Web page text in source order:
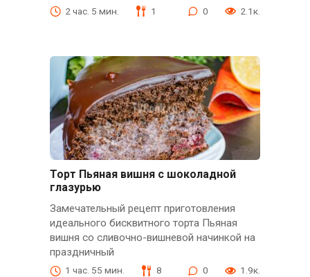
2 час. 5 мин. 1 0 2.1к.
Торт Пьяная вишня с шоколадной
глазурью
Замечательный рецепт приготовления
идеального бисквитного торта Пьяная
вишня со сливочно-вишневой начинкой на
праздничный
1 час. 55 мин. 8 0 1.9к.